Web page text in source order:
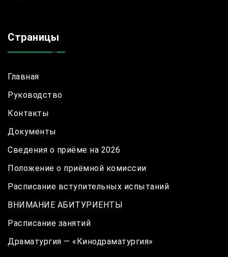
Страницы
Главная
Руководство
Контакты
Документы
Сведения о приёме на 2026
Положение о приёмной комиссии
Расписание вступительных испытаний
ВНИМАНИЕ АБИТУРИЕНТЫ
Расписание занятий
Драматургия — «Кинодраматургия»